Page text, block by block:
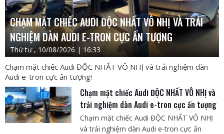
CHẠM MẶT CHIẾC AUDI ĐỘC NHẤT VÔ NHỊ VÀ TRẢI
NGHIỆM DÀN AUDI E-TRON CỰC ẤN TƯỢNG
Thứ tư , 10/08/2026 | 16:33
Chạm mặt chiếc Audi ĐỘC NHẤT VÔ NHỊ và trải nghiệm dàn
Audi e-tron cực ấn tượng!
Chạm mặt chiếc Audi ĐỘC NHẤT VÔ NHỊ và
trải nghiệm dàn Audi e-tron cực ấn tượng
Chạm mặt chiếc Audi ĐỘC NHẤT VÔ NHỊ
và trải nghiệm dàn Audi e-tron cực ấn